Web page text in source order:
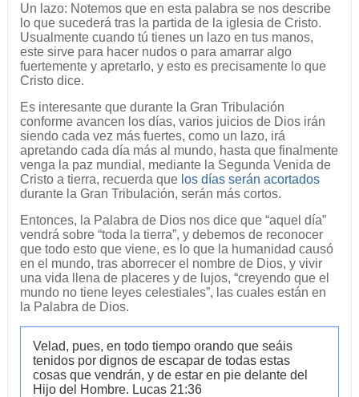
Un lazo: Notemos que en esta palabra se nos describe
lo que sucederá tras la partida de la iglesia de Cristo.
Usualmente cuando tú tienes un lazo en tus manos,
este sirve para hacer nudos o para amarrar algo
fuertemente y apretarlo, y esto es precisamente lo que
Cristo dice.
Es interesante que durante la Gran Tribulación
conforme avancen los días, varios juicios de Dios irán
siendo cada vez más fuertes, como un lazo, irá
apretando cada día más al mundo, hasta que finalmente
venga la paz mundial, mediante la Segunda Venida de
Cristo a tierra, recuerda que los días serán acortados
durante la Gran Tribulación, serán más cortos.
Entonces, la Palabra de Dios nos dice que “aquel día”
vendrá sobre “toda la tierra”, y debemos de reconocer
que todo esto que viene, es lo que la humanidad causó
en el mundo, tras aborrecer el nombre de Dios, y vivir
una vida llena de placeres y de lujos, “creyendo que el
mundo no tiene leyes celestiales”, las cuales están en
la Palabra de Dios.
Velad, pues, en todo tiempo orando que seáis
tenidos por dignos de escapar de todas estas
cosas que vendrán, y de estar en pie delante del
Hijo del Hombre. Lucas 21:36